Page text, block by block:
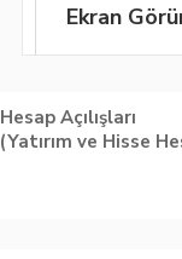
Ekran
Hesap Açılışları
(Yatırım ve Hisse